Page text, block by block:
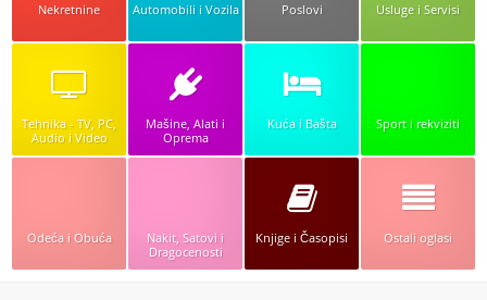
Nekretnine Automobili i Vozila Poslovi Usluge i Servisi
Tehnika - TV, PC,
Audio i Video
Mašine, Alati i
Oprema
Kuća i Bašta Sport i rekviziti
Odeća i Obuća
Nakit, Satovi i
Dragocenosti
Knjige i Časopisi Ostali oglasi